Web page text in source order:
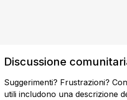
Discussione
Suggerimenti? Frustrazioni?
utili includono una descrizione